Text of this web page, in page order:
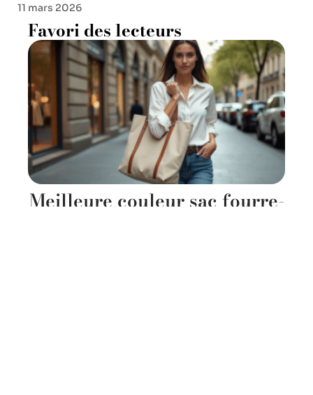
11 mars 2026
Favori des lecteurs
Meilleure couleur sac fourre-